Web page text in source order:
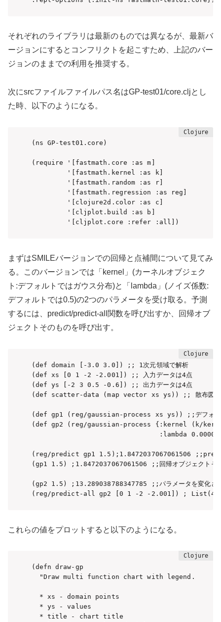
それぞれのライブラリは最新のものでは異なるが、最新バ
ージョンにするとコンフリクトを起こすため、上記のバー
ジョンのままでの利用を推奨する。
次にsrcファイルファイルパス名はGP-test01/core.cljとし
た時、以下のようになる。
(ns GP-test01.core)
(require '[fastmath.core :as m]
         '[fastmath.kernel :as k]
         '[fastmath.random :as r]
         '[fastmath.regression :as reg]
         '[clojure2d.color :as c]
         '[cljplot.build :as b]
         '[cljplot.core :refer :all])
まずはSMILEバージョンでの回帰と点補間について見てみ
る。このバージョンでは「kernel」(カーネルオブジェク
ト:デフォルトではガウス分布)と「lambda」(ノイズ係数:
デフォルトでは0.5)の2つのパラメータを受け取る。予測
するには、predict/predict-all関数を呼び出すか、回帰オブ
ジェクトそのものを呼び出す。
(def domain [-3.0 3.0]) ;; 1次元領域で解析
(def xs [0 1 -2 -2.001]) ;; 入力データは4点
(def ys [-2 3 0.5 -0.6]) ;; 出力データは4点
(def scatter-data (map vector xs ys)) ;; 散布図で
(def gp1 (reg/gaussian-process xs ys)) ;;デフォルト
(def gp2 (reg/gaussian-process {:kernel (k/
:lambda 0.000001}
(reg/predict gp1 1.5);1.8472037067061506 ;;predict関
(gp1 1.5) ;1.8472037067061506 ;;回帰オブジェクトその
(gp2 1.5) ;13.289038788347785 ;;パラメータを変化させ
(reg/predict-all gp2 [0 1 -2 -2.001]) ; List (4)
これらの値をプロットすると以下のようになる。
(defn draw-gp
  "Draw multi function chart with legend.
  * xs - domain points
  * ys - values
  * title - chart title